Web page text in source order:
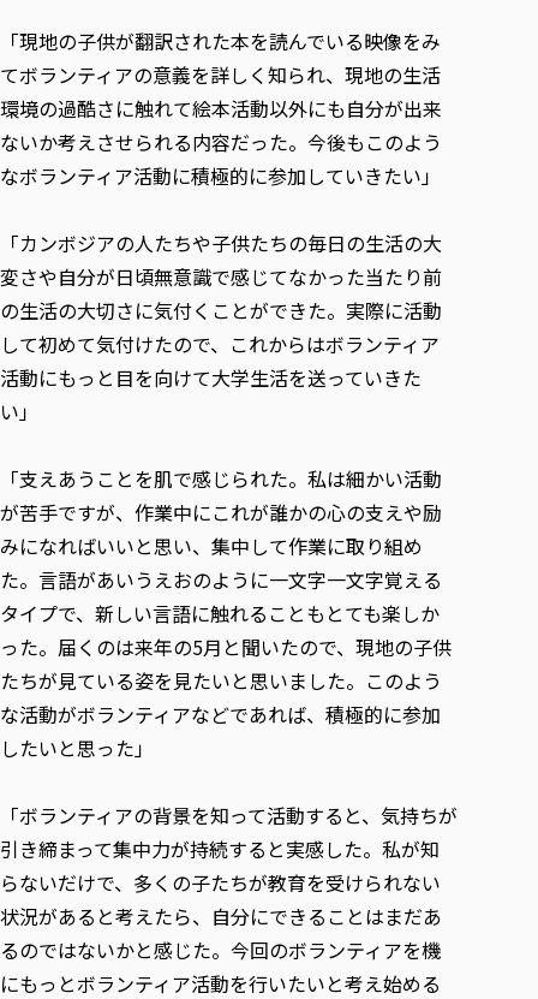
「現地の子供が翻訳された本を読んでいる映像をみ
てボランティアの意義を詳しく知られ、現地の生活
環境の過酷さに触れて絵本活動以外にも自分が出来
ないか考えさせられる内容だった。今後もこのよう
なボランティア活動に積極的に参加していきたい」
「カンボジアの人たちや子供たちの毎日の生活の大
変さや自分が日頃無意識で感じてなかった当たり前
の生活の大切さに気付くことができた。実際に活動
して初めて気付けたので、これからはボランティア
活動にもっと目を向けて大学生活を送っていきた
い」
「支えあうことを肌で感じられた。私は細かい活動
が苦手ですが、作業中にこれが誰かの心の支えや励
みになればいいと思い、集中して作業に取り組め
た。言語があいうえおのように一文字一文字覚える
タイプで、新しい言語に触れることもとても楽しか
った。届くのは来年の5月と聞いたので、現地の子供
たちが見ている姿を見たいと思いました。このよう
な活動がボランティアなどであれば、積極的に参加
したいと思った」
「ボランティアの背景を知って活動すると、気持ちが
引き締まって集中力が持続すると実感した。私が知
らないだけで、多くの子たちが教育を受けられない
状況があると考えたら、自分にできることはまだあ
るのではないかと感じた。今回のボランティアを機
にもっとボランティア活動を行いたいと考え始める